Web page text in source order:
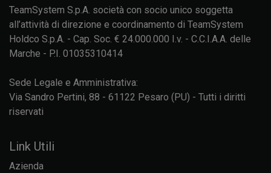
TeamSystem S.p.A. società con socio unico soggetta
all’attività di direzione e coordinamento di TeamSystem
Holdco S.p.A. - Cap. Soc. € 24.000.000 I.v. - C.C.I.A.A. delle
Marche - P.I. 01035310414
Sede Legale e Amministrativa:
Via Sandro Pertini, 88 - 61122 Pesaro (PU) - Tutti i diritti
riservati
Link Utili
Azienda